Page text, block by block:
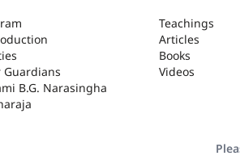
Guardians
B.G. Narasingha
Teachings
Articles
Books
Videos